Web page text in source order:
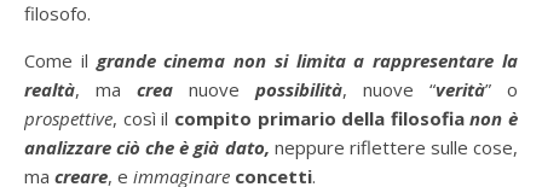
filosofo.
Come ilgrande cinema non si limita a rappresentare la
realtà, ma crea nuove possibilità, nuove “verità” o
prospettive, così il compito primario della filosofianon è
analizzare ciò che è già dato, neppure riflettere sulle cose,
ma creare, e immaginare concetti.